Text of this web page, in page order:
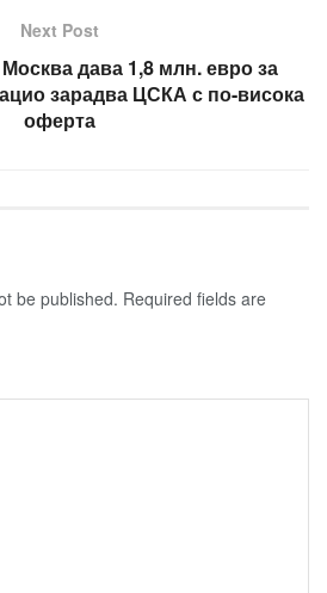
Next Post
дава 1,8 млн. евро за
зарадва ЦСКА с по-висока
оферта
be published. Required fields are